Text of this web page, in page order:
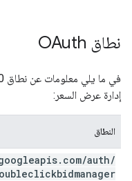
نطاق OAuth
إدارة عرض السعر:
النطاق
. com/auth/